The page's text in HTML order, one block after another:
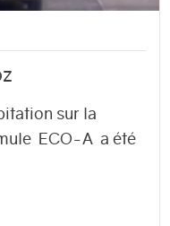
sur la
ECO-A a été